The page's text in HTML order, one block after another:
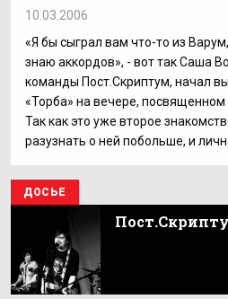
10.03.2006
«Я бы сыграл вам что-то из
знаю аккордов», - вот так Саша
команды Пост.Скриптум, начал
«Торба» на вечере, посвященном
Так как это уже второе
разузнать о ней побольше, и
ДОСЬЕ